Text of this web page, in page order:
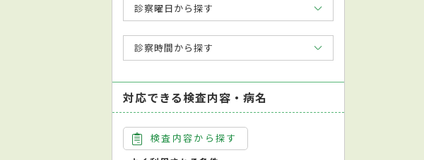
診察曜日から探す
診察時間から探す
対応できる検査内容・病名
検査内容から探す